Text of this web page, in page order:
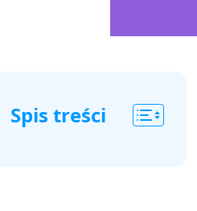
Spis treści